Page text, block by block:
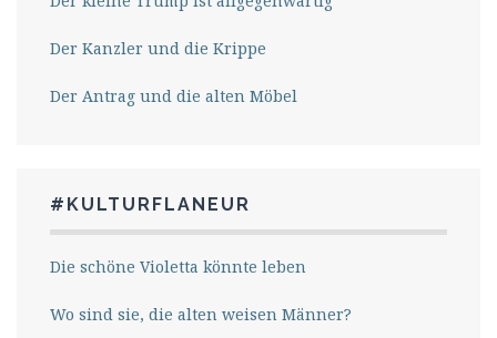
Der Kanzler und die Krippe
Der Antrag und die alten Möbel
#KULTURFLANEUR
Die schöne Violetta könnte leben
Wo sind sie, die alten weisen Männer?